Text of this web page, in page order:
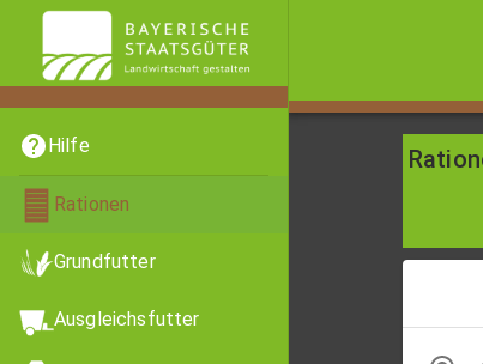
Hilfe
Rationen
Grundfutter
Ausgleichsfutter